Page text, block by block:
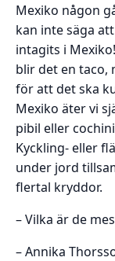
Mexiko någon
kan inte säga
intagits i
blir det en taco,
för att det ska
Mexiko äter vi
pibil eller
Kyckling- eller
under jord
flertal kryddor.
– Vilka är de
– Annika